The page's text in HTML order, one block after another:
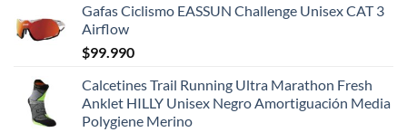
Gafas Ciclismo EASSUN Challenge Unisex CAT 3
Airflow
$99.990
Calcetines Trail Running Ultra Marathon Fresh
Anklet HILLY Unisex Negro Amortiguación Media
Polygiene Merino